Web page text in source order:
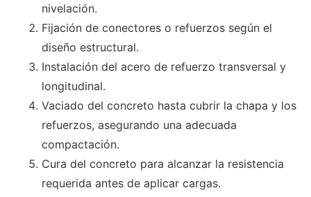
nivelación.
Fijación de conectores o refuerzos según el
diseño estructural.
Instalación del acero de refuerzo transversal y
longitudinal.
Vaciado del concreto hasta cubrir la chapa y los
refuerzos, asegurando una adecuada
compactación.
Cura del concreto para alcanzar la resistencia
requerida antes de aplicar cargas.